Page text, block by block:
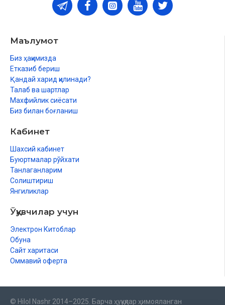
Маълумот
Биз ҳақимизда
Етказиб бериш
Қандай харид қилинади?
Талаб ва шартлар
Махфийлик сиёсати
Биз билан боғланиш
Кабинет
Шахсий кабинет
Буюртмалар рўйхати
Танлаганларим
Солиштириш
Янгиликлар
Ўқувчилар учун
Электрон Китоблар
Обуна
Сайт харитаси
Оммавий оферта
© Hilol Nashr 2014–2025. Барча ҳуқуқлар ҳимояланган